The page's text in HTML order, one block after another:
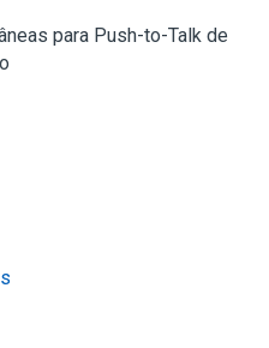
para Push-to-Talk de